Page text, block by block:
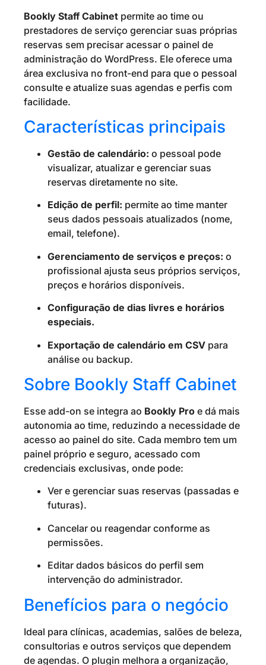
Bookly Staff Cabinet permite ao time ou
prestadores de serviço gerenciar suas próprias
reservas sem precisar acessar o painel de
administração do WordPress. Ele oferece uma
área exclusiva no front-end para que o pessoal
consulte e atualize suas agendas e perfis com
facilidade.
Características principais
Gestão de calendário: o pessoal pode
visualizar, atualizar e gerenciar suas
reservas diretamente no site.
Edição de perfil: permite ao time manter
seus dados pessoais atualizados (nome,
email, telefone).
Gerenciamento de serviços e preços: o
profissional ajusta seus próprios serviços,
preços e horários disponíveis.
Configuração de dias livres e horários
especiais.
Exportação de calendário em CSV para
análise ou backup.
Sobre Bookly Staff Cabinet
Esse add-on se integra ao Bookly Pro e dá mais
autonomia ao time, reduzindo a necessidade de
acesso ao painel do site. Cada membro tem um
painel próprio e seguro, acessado com
credenciais exclusivas, onde pode:
Ver e gerenciar suas reservas (passadas e
futuras).
Cancelar ou reagendar conforme as
permissões.
Editar dados básicos do perfil sem
intervenção do administrador.
Benefícios para o negócio
Ideal para clínicas, academias, salões de beleza,
consultorias e outros serviços que dependem
de agendas. O plugin melhora a organização,